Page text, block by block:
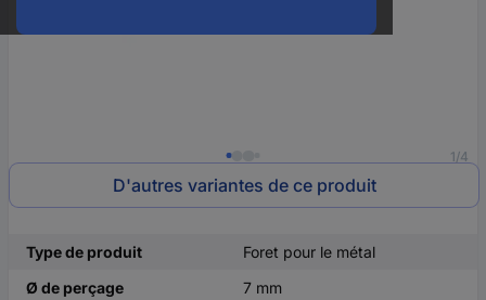
1/4
D'autres variantes de ce produit
Type de produit
Foret pour le métal
Ø de perçage
7 mm